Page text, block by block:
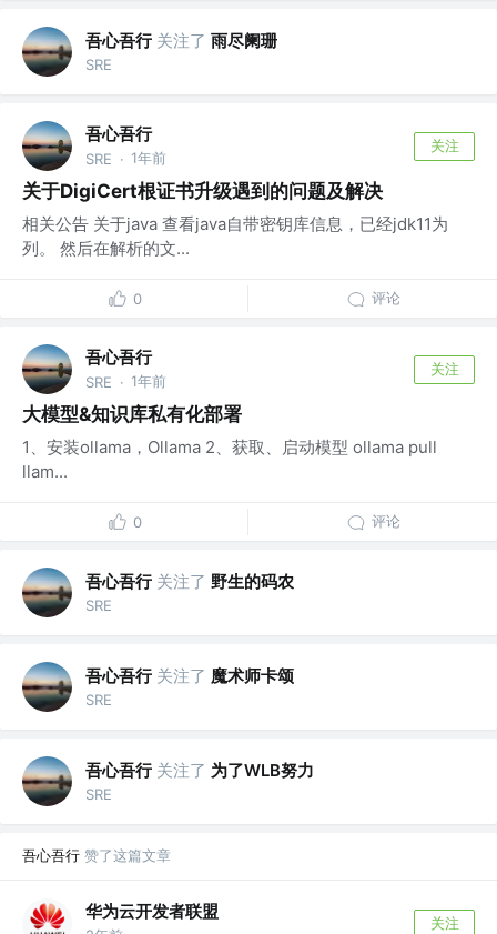
吾心吾行 关注了 雨尽阑珊
SRE
吾心吾行
SRE · 1年前
关注
关于DigiCert根证书升级遇到的问题及解决
相关公告 关于java 查看java自带密钥库信息，已经jdk11为
列。 然后在解析的文...
0 评论
吾心吾行
SRE · 1年前
关注
大模型&知识库私有化部署
1、安装ollama，Ollama 2、获取、启动模型 ollama pull
llam...
0 评论
吾心吾行 关注了 野生的码农
SRE
吾心吾行 关注了 魔术师卡颂
SRE
吾心吾行 关注了 为了WLB努力
SRE
吾心吾行 赞了这篇文章
华为云开发者联盟
关注